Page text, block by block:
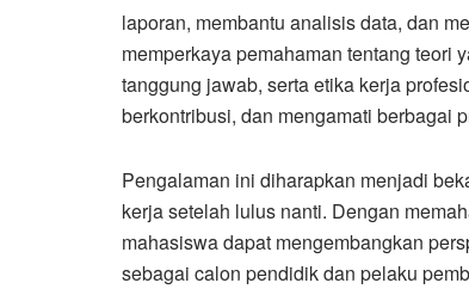
laporan, membantu analisis data, dan
memperkaya pemahaman tentang teori
tanggung jawab, serta etika kerja
berkontribusi, dan mengamati berbagai
Pengalaman ini diharapkan menjadi
kerja setelah lulus nanti. Dengan
mahasiswa dapat mengembangkan
sebagai calon pendidik dan pelaku